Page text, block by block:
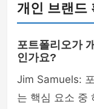
개인 브랜드
포트폴리오가
인가요?
Jim Samuels:
는 핵심 요소 중